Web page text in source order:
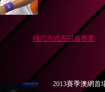
殘忍方式丟冠贏尊重
2013賽季澳網首